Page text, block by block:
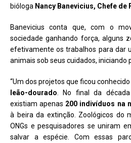
bióloga Nancy Banevicius, Chefe
Banevicius conta que, com o
sociedade ganhando força, alguns
efetivamente os trabalhos para dar
animais sob seus cuidados, iniciando
“Um dos projetos que ficou
leão-dourado . No final da
existiam apenas 200 indivíduos na
à beira da extinção. Zoológicos do
ONGs e pesquisadores se uniram
salvar a espécie. Com essas